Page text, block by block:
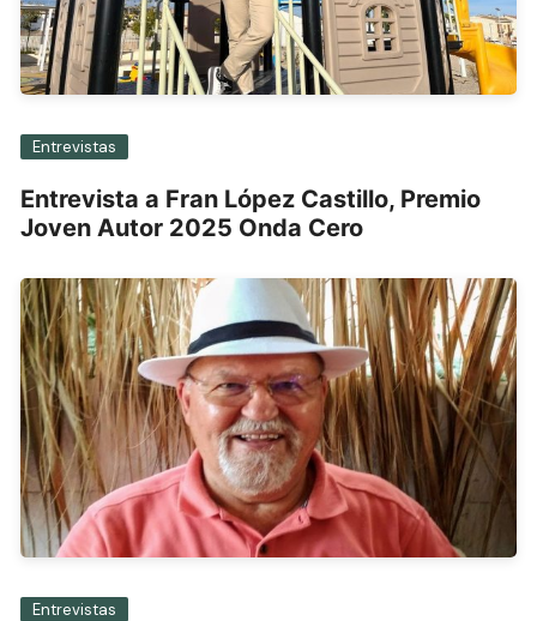
Entrevistas
Entrevista a Fran López Castillo, Premio
Joven Autor 2025 Onda Cero
Entrevistas